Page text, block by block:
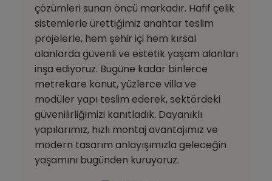
çözümleri sunan öncü markadır. Hafif çelik
sistemlerle ürettiğimiz anahtar teslim
projelerle, hem şehir içi hem kırsal
alanlarda güvenli ve estetik yaşam alanları
inşa ediyoruz. Bugüne kadar binlerce
metrekare konut, yüzlerce villa ve
modüler yapı teslim ederek, sektördeki
güvenilirliğimizi kanıtladık. Dayanıklı
yapılarımız, hızlı montaj avantajımız ve
modern tasarım anlayışımızla geleceğin
yaşamını bugünden kuruyoruz.